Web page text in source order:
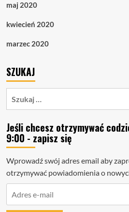
maj 2020
kwiecień 2020
marzec 2020
SZUKAJ
Jeśli chcesz otrzymywać
9:00 - zapisz się
Wprowadź swój adres email aby
otrzymywać powiadomienia o